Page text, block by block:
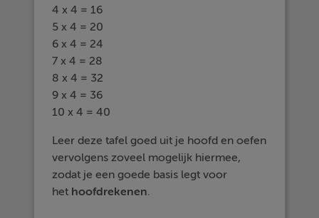
4 x 4 = 16
5 x 4 = 20
6 x 4 = 24
7 x 4 = 28
8 x 4 = 32
9 x 4 = 36
10 x 4 = 40
Leer deze tafel goed uit je hoofd en oefen
vervolgens zoveel mogelijk hiermee,
zodat je een goede basis legt voor
het hoofdrekenen.